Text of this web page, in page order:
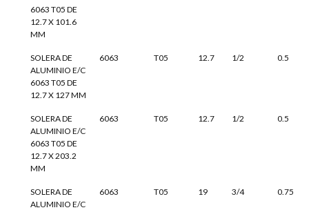
6063 T05 DE
12.7 X 101.6
MM
SOLERA DE
ALUMINIO E/C
6063 T05 DE
12.7 X 127 MM
6063 T05 12.7 1/2 0.5
SOLERA DE
ALUMINIO E/C
6063 T05 DE
12.7 X 203.2
MM
6063 T05 12.7 1/2 0.5
SOLERA DE
ALUMINIO E/C
6063 T05 19 3/4 0.75